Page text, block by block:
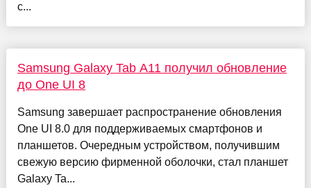
с...
Samsung Galaxy Tab A11 получил обновление
до One UI 8
Samsung завершает распространение обновления
One UI 8.0 для поддерживаемых смартфонов и
планшетов. Очередным устройством, получившим
свежую версию фирменной оболочки, стал планшет
Galaxy Ta...